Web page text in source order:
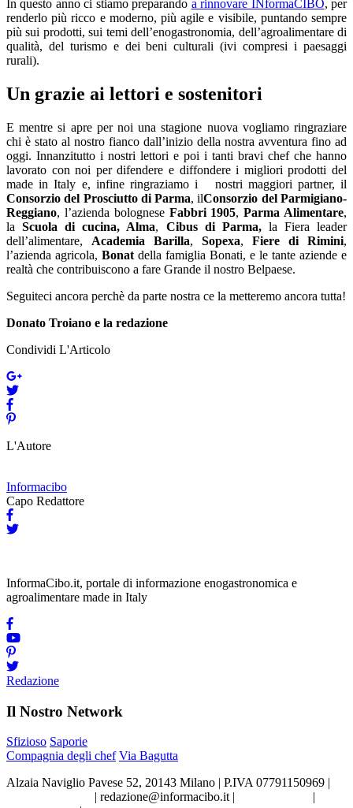
In questo anno ci stiamo preparando a rinnovare INformaCIBO, per
renderlo più ricco e moderno, più agile e visibile, puntando sempre
più sui prodotti, sui temi dell’enogastronomia, dell’agroalimentare di
qualità, del turismo e dei beni culturali (ivi compresi i paesaggi
rurali).
Un grazie ai lettori e sostenitori
E mentre si apre per noi una stagione nuova vogliamo ringraziare
chi è stato al nostro fianco dall’inizio della nostra avventura fino ad
oggi. Innanzitutto i nostri lettori e poi i tanti bravi chef che hanno
lavorato con noi per difendere e diffondere i migliori prodotti del
made in Italy e, infine ringraziamo i nostri maggiori partner, il
Consorzio del Prosciutto di Parma, ilConsorzio del Parmigiano-
Reggiano, l’azienda bolognese Fabbri 1905,Parma Alimentare,
laScuola di cucina, Alma, Cibus di Parma, la Fiera leader
dell’alimentare, Academia Barilla, Sopexa, Fiere di Rimini,
l’azienda agricola, Bonat della famiglia Bonati, e le tante aziende e
realtà che contribuiscono a fare Grande il nostro Belpaese.
Seguiteci ancora perchè da parte nostra ce la metteremo ancora tutta!
Donato Troiano e la redazione
Condividi L'Articolo
L'Autore
Informacibo
Capo Redattore
InformaCibo.it, portale di informazione enogastronomica e
agroalimentare made in Italy
Redazione
Il Nostro Network
Sfizioso Saporie
Compagnia degli chef Via Bagutta
Alzaia Naviglio Pavese 52, 20143 Milano | P.IVA 07791150969 |
| redazione@informacibo.it |
|